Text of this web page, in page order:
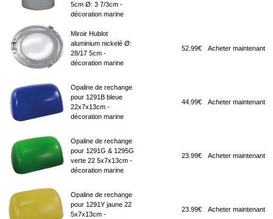
5cm Ø: 3 7/3cm -
décoration marine
Miroir Hublot
aluminium nickelé Ø:
28/17 5cm -
décoration marine
52.99€ Acheter maintenant
Opaline de rechange
pour 1291B bleue
22x7x13cm -
décoration marine
44.99€ Acheter maintenant
Opaline de rechange
pour 1291G & 1295G
verte 22 5x7x13cm -
décoration marine
23.99€ Acheter maintenant
Opaline de rechange
pour 1291Y jaune 22
5x7x13cm -
23.99€ Acheter maintenant